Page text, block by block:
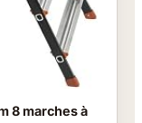
8 marches à